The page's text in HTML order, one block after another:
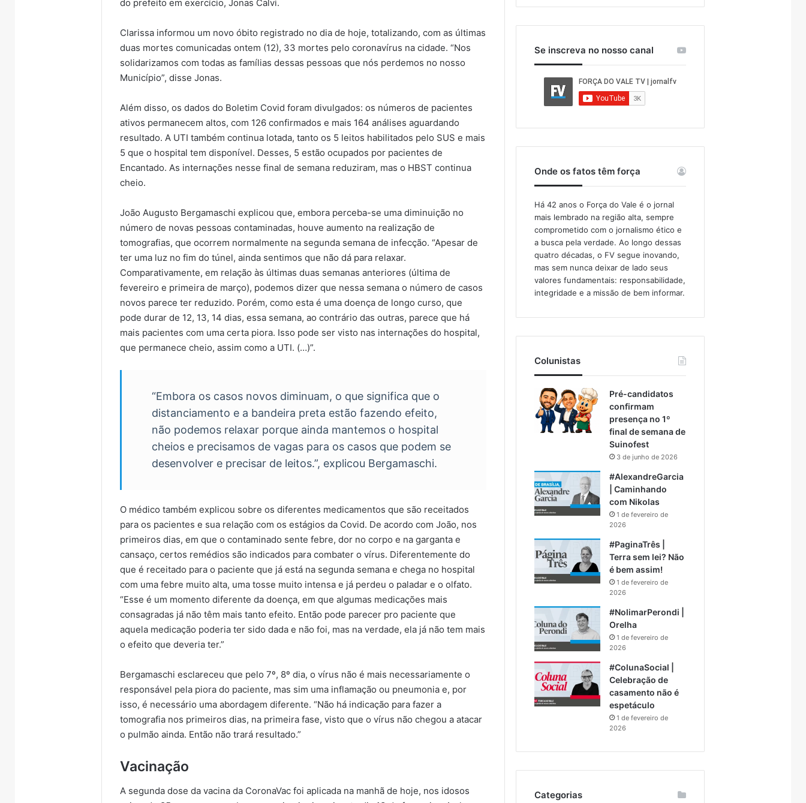
do prefeito em exercício, Jonas Calvi.
Clarissa informou um novo óbito registrado no dia de hoje, totalizando, com as últimas
duas mortes comunicadas ontem (12), 33 mortes pelo coronavírus na cidade. “Nos
solidarizamos com todas as famílias dessas pessoas que nós perdemos no nosso
Município”, disse Jonas.
Além disso, os dados do Boletim Covid foram divulgados: os números de pacientes
ativos permanecem altos, com 126 confirmados e mais 164 análises aguardando
resultado. A UTI também continua lotada, tanto os 5 leitos habilitados pelo SUS e mais
5 que o hospital tem disponível. Desses, 5 estão ocupados por pacientes de
Encantado. As internações nesse final de semana reduziram, mas o HBST continua
cheio.
João Augusto Bergamaschi explicou que, embora perceba-se uma diminuição no
número de novas pessoas contaminadas, houve aumento na realização de
tomografias, que ocorrem normalmente na segunda semana de infecção. “Apesar de
ter uma luz no fim do túnel, ainda sentimos que não dá para relaxar.
Comparativamente, em relação às últimas duas semanas anteriores (última de
fevereiro e primeira de março), podemos dizer que nessa semana o número de casos
novos parece ter reduzido. Porém, como esta é uma doença de longo curso, que
pode durar de 12, 13, 14 dias, essa semana, ao contrário das outras, parece que há
mais pacientes com uma certa piora. Isso pode ser visto nas internações do hospital,
que permanece cheio, assim como a UTI. (…)”.
“Embora os casos novos diminuam, o que significa que o
distanciamento e a bandeira preta estão fazendo efeito,
não podemos relaxar porque ainda mantemos o hospital
cheios e precisamos de vagas para os casos que podem se
desenvolver e precisar de leitos.”, explicou Bergamaschi.
O médico também explicou sobre os diferentes medicamentos que são receitados
para os pacientes e sua relação com os estágios da Covid. De acordo com João, nos
primeiros dias, em que o contaminado sente febre, dor no corpo e na garganta e
cansaço, certos remédios são indicados para combater o vírus. Diferentemente do
que é receitado para o paciente que já está na segunda semana e chega no hospital
com uma febre muito alta, uma tosse muito intensa e já perdeu o paladar e o olfato.
“Esse é um momento diferente da doença, em que algumas medicações mais
consagradas já não têm mais tanto efeito. Então pode parecer pro paciente que
aquela medicação poderia ter sido dada e não foi, mas na verdade, ela já não tem mais
o efeito que deveria ter.”
Bergamaschi esclareceu que pelo 7º, 8º dia, o vírus não é mais necessariamente o
responsável pela piora do paciente, mas sim uma inflamação ou pneumonia e, por
isso, é necessário uma abordagem diferente. “Não há indicação para fazer a
tomografia nos primeiros dias, na primeira fase, visto que o vírus não chegou a atacar
o pulmão ainda. Então não trará resultado.”
Vacinação
A segunda dose da vacina da CoronaVac foi aplicada na manhã de hoje, nos idosos
Se inscreva no nosso canal
Onde os fatos têm força
Há 42 anos o Força do Vale é o jornal
mais lembrado na região alta, sempre
comprometido com o jornalismo ético e
a busca pela verdade. Ao longo dessas
quatro décadas, o FV segue inovando,
mas sem nunca deixar de lado seus
valores fundamentais: responsabilidade,
integridade e a missão de bem informar.​
Colunistas
Pré-candidatos
confirmam
presença no 1º
final de semana de
Suinofest
3 de junho de 2026
#AlexandreGarcia
| Caminhando
com Nikolas
1 de fevereiro de
2026
#PaginaTrês |
Terra sem lei? Não
é bem assim!
1 de fevereiro de
2026
#NolimarPerondi |
Orelha
1 de fevereiro de
2026
#ColunaSocial |
Celebração de
casamento não é
espetáculo
1 de fevereiro de
2026
Categorias